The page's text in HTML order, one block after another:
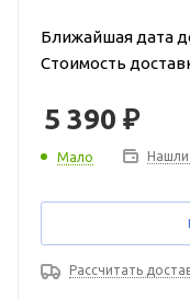
Ближайшая дата
Стоимость
5 390 ₽
Мало Нашли
Рассчитать